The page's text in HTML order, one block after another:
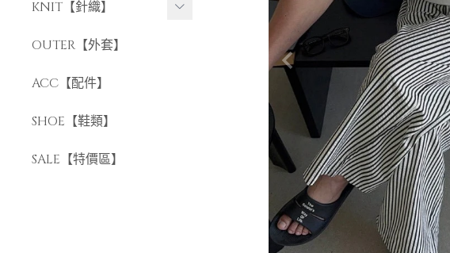
長褲
短褲
KNIT【針織】
短袖針織
長袖針織
OUTER【外套】
ACC【配件】
SHOE【鞋類】
SALE【特價區】